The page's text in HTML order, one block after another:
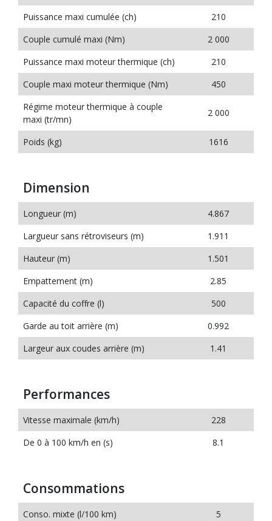
Puissance maxi cumulée (ch)
210
Couple cumulé maxi (Nm)
2 000
Puissance maxi moteur thermique (ch)
210
Couple maxi moteur thermique (Nm)
450
Régime moteur thermique à couple
maxi (tr/mn)
2 000
Poids (kg) 1616
Dimension
Longueur (m)
4.867
Largueur sans rétroviseurs (m)
1.911
Hauteur (m)
1.501
Empattement (m)
2.85
Capacité du coffre (l)
500
Garde au toit arrière (m)
0.992
Largeur aux coudes arrière (m)
1.41
Performances
Vitesse maximale (km/h)
228
De 0 à 100 km/h en (s)
8.1
Consommations
Conso. mixte (l/100 km)
5